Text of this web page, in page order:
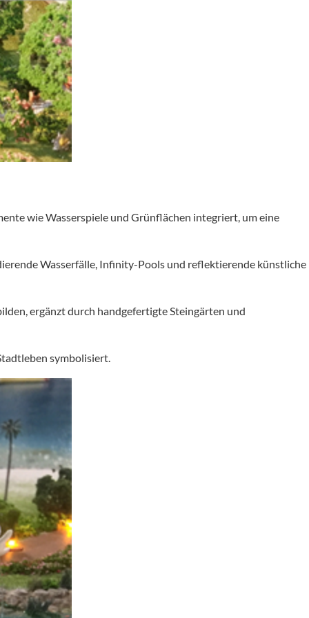
wie Wasserspiele und Grünflächen integriert, um eine
Wasserfälle, Infinity-Pools und reflektierende künstliche
ergänzt durch handgefertigte Steingärten und
symbolisiert.